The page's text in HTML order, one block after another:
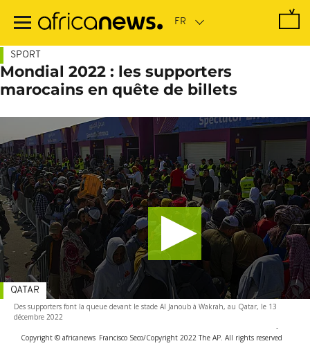
contenu
SPORT
Mondial 2022 : les supporters
marocains en quête de billets
Des supporters font la queue devant le stade Al Janoub à Wakrah, au Qatar, le 13
décembre 2022
-
Copyright © africanews Francisco Seco/Copyright 2022 The AP. All rights reserved
QATAR